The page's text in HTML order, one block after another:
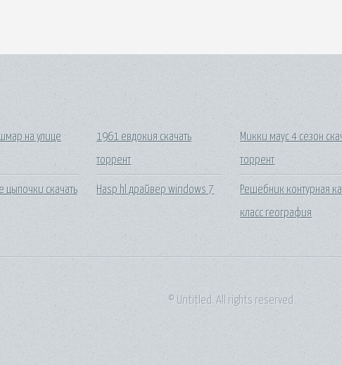
на улице
цыпочки скачать
1961 евдокия скачать
торрент
Hasp hl драйвер windows 7
Микки маус 4 сезон
торрент
Решебник контурная
класс география
© Untitled. All rights reserved.